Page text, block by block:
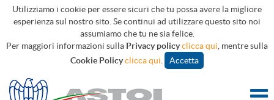
Utilizziamo i cookie per essere sicuri che tu possa avere la migliore
esperienza sul nostro sito. Se continui ad utilizzare questo sito noi
assumiamo che tu ne sia felice.
Per maggiori informazioni sulla Privacy policyclicca qui , mentre sulla
Cookie Policyclicca qui Accetta